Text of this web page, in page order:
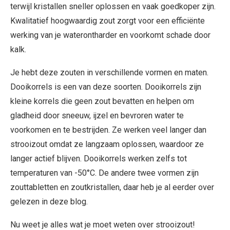
terwijl kristallen sneller oplossen en vaak goedkoper zijn.
Kwalitatief hoogwaardig zout zorgt voor een efficiënte
werking van je waterontharder en voorkomt schade door
kalk.
Je hebt deze zouten in verschillende vormen en maten.
Dooikorrels is een van deze soorten. Dooikorrels zijn
kleine korrels die geen zout bevatten en helpen om
gladheid door sneeuw, ijzel en bevroren water te
voorkomen en te bestrijden. Ze werken veel langer dan
strooizout omdat ze langzaam oplossen, waardoor ze
langer actief blijven. Dooikorrels werken zelfs tot
temperaturen van -50°C. De andere twee vormen zijn
zouttabletten en zoutkristallen, daar heb je al eerder over
gelezen in deze blog.
Nu weet je alles wat je moet weten over strooizout!